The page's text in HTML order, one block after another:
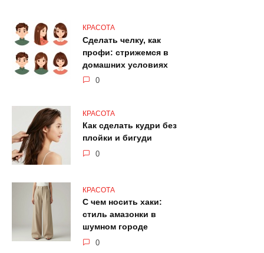
КРАСОТА
Сделать челку, как
профи: стрижемся в
домашних условиях
0
КРАСОТА
Как сделать кудри без
плойки и бигуди
0
КРАСОТА
С чем носить хаки:
стиль амазонки в
шумном городе
0